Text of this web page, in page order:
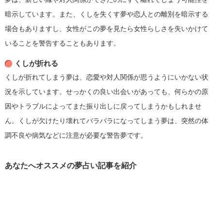
暗示しています。また、くしを失くす夢や恋人との離別を暗示する
場合もありますし、女性がこの夢を見たら女性らしさを失いかけて
いることを警告することもあります。
くしが折れる
くしが折れてしまう夢は、恋愛や対人関係が思うようにいかない状
況を示しています。せっかくの良い出会いがあっても、何らかの原
因やトラブルによってまた振り出しに戻ってしまうかもしれませ
ん。くしが欠けたり壊れてバラバラになってしまう夢は、突然の体
調不良や病気などに注意が必要な警告夢です。
あなたへオススメの夢占い記事を紹介